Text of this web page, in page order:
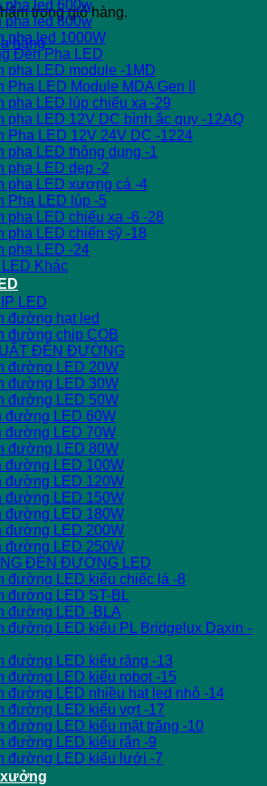
trong giỏ hàng.
hàng
pha led 600w
pha led 800w
pha led 1000W
Đèn Pha LED
pha LED module -1MD
Pha LED Module MDA Gen II
pha LED lúp chiếu xa -29
pha LED 12V DC bình ắc quy -12AQ
Pha LED 12V 24V DC -1224
pha LED thông dụng -1
pha LED dẹp -2
pha LED xương cá -4
Pha LED lúp -5
pha LED chiếu xa -6 -28
pha LED chiến sỹ -18
pha LED -24
Khác
LED
đường hạt led
đường chip COB
ĐÈN ĐƯỜNG
đường LED 20W
đường LED 30W
đường LED 50W
đường LED 60W
đường LED 70W
đường LED 80W
đường LED 100W
đường LED 120W
đường LED 150W
đường LED 180W
đường LED 200W
đường LED 250W
ĐÈN ĐƯỜNG LED
đường LED kiểu chiếc lá -8
đường LED ST-BL
đường LED -BLA
đường LED kiểu PL Bridgelux Daxin -
đường LED kiểu răng -13
đường LED kiểu robot -15
đường LED nhiều hạt led nhỏ -14
đường LED kiểu vợt -17
đường LED kiểu mặt trăng -10
đường LED kiểu rắn -9
đường LED kiểu lưới -7